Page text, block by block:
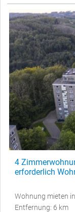
4
erforderlich
Wohnung mieten
Entfernung: 6 km